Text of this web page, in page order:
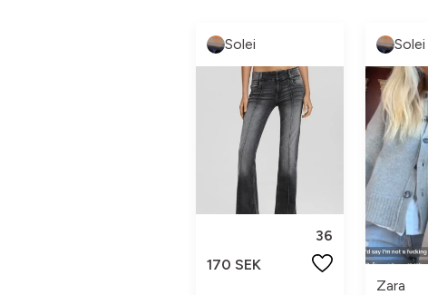
Solei
36
170 SEK
Solei
Zara